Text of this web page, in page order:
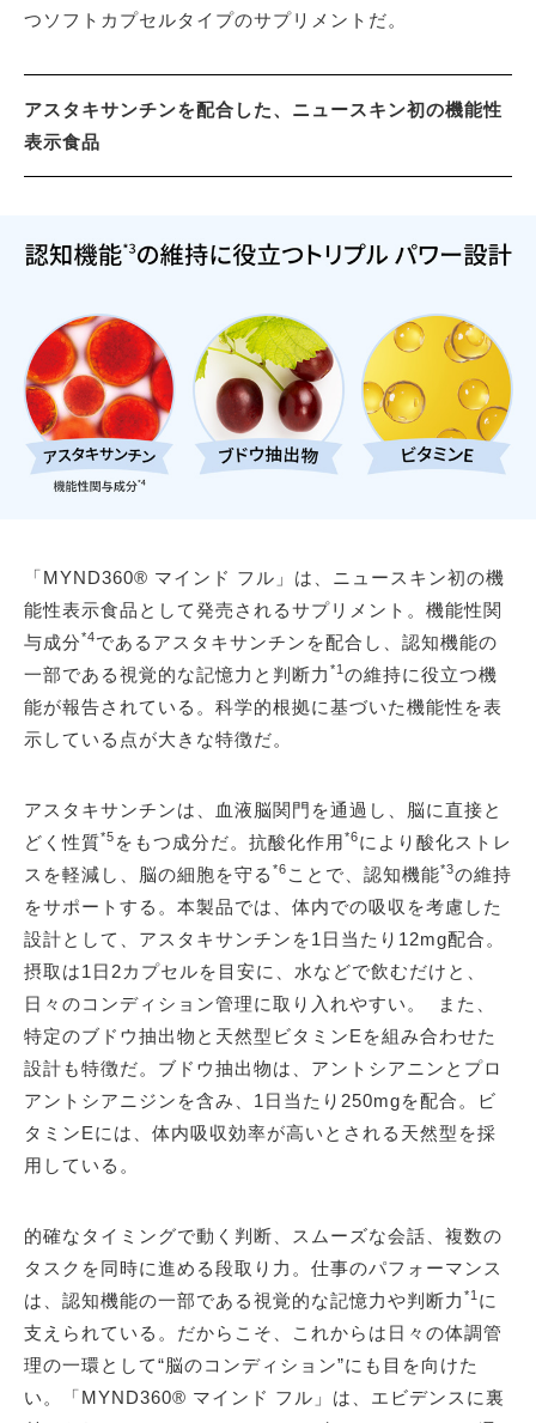
つソフトカプセルタイプのサプリメントだ。
アスタキサンチンを配合した、ニュースキン初の機能性
表示食品
「MYND360® マインド フル」は、ニュースキン初の機
能性表示食品として発売されるサプリメント。機能性関
与成分*4であるアスタキサンチンを配合し、認知機能の
一部である視覚的な記憶力と判断力 *1の維持に役立つ機
能が報告されている。科学的根拠に基づいた機能性を表
示している点が大きな特徴だ。
アスタキサンチンは、血液脳関門を通過し、脳に直接と
どく性質*5 をもつ成分だ。抗酸化作用*6により酸化ストレ
スを軽減し、脳の細胞を守る *6 ことで、認知機能*3の維持
をサポートする。本製品では、体内での吸収を考慮した
設計として、アスタキサンチンを1日当たり12mg配合。
摂取は1日2カプセルを目安に、水などで飲むだけと、
日々のコンディション管理に取り入れやすい。 また、
特定のブドウ抽出物と天然型ビタミンEを組み合わせた
設計も特徴だ。ブドウ抽出物は、アントシアニンとプロ
アントシアニジンを含み、1日当たり250mgを配合。ビ
タミンEには、体内吸収効率が高いとされる天然型を採
用している。
的確なタイミングで動く判断、スムーズな会話、複数の
タスクを同時に進める段取り力。仕事のパフォーマンス
は、認知機能の一部である視覚的な記憶力や判断力 *1に
支えられている。だからこそ、これからは日々の体調管
理の一環として“脳のコンディション”にも目を向けた
い。「MYND360® マインド フル」は、エビデンスに裏